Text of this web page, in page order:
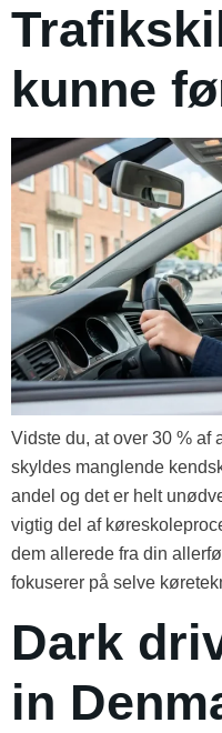
kunne
Vidste du, at over 30 % af
skyldes manglende
andel og det er helt
vigtig del af
dem allerede fra din
fokuserer på selve
Dark
in